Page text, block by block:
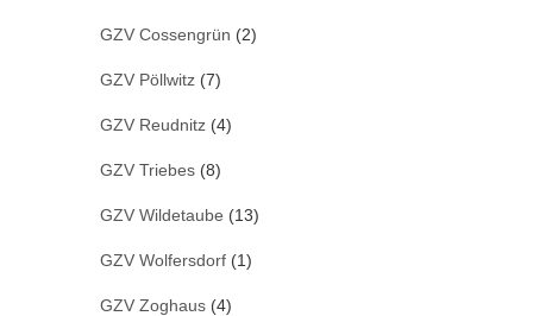
GZV Cossengrün (2)
GZV Pöllwitz (7)
GZV Reudnitz (4)
GZV Triebes (8)
GZV Wildetaube (13)
GZV Wolfersdorf (1)
GZV Zoghaus (4)